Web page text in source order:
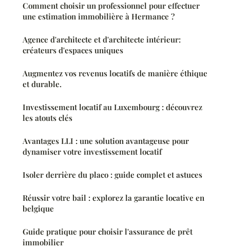
Comment choisir un professionnel pour effectuer
une estimation immobilière à Hermance ?
Agence d'architecte et d'architecte intérieur:
créateurs d'espaces uniques
Augmentez vos revenus locatifs de manière éthique
et durable.
Investissement locatif au Luxembourg : découvrez
les atouts clés
Avantages LLI : une solution avantageuse pour
dynamiser votre investissement locatif
Isoler derrière du placo : guide complet et astuces
Réussir votre bail : explorez la garantie locative en
belgique
Guide pratique pour choisir l'assurance de prêt
immobilier